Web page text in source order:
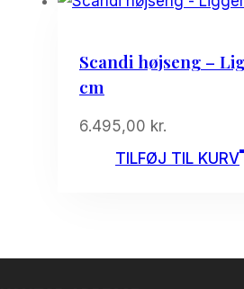
Scandi højseng –
cm
6.495,00 kr.
TILFØJ TIL KURV